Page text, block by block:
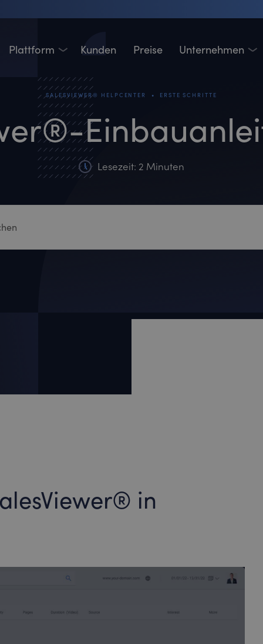
Plattform Kunden Preise Unternehmen
SALESVIEWER® HELPCENTER • ERSTE SCHRITTE
Lesezeit: 2 Minuten
in